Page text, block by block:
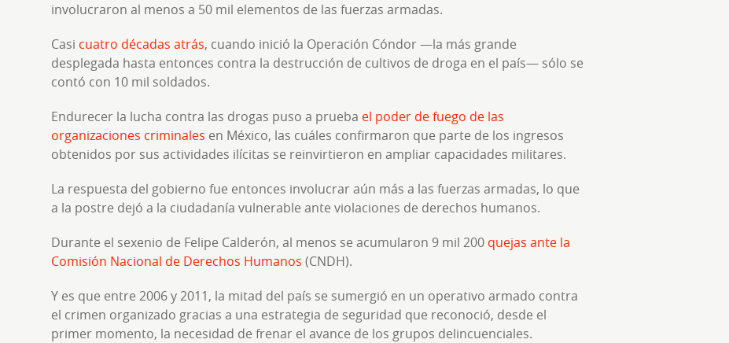
involucraron al menos a 50 mil elementos de las fuerzas armadas.
Casi cuatro décadas atrás, cuando inició la Operación Cóndor —la más grande
desplegada hasta entonces contra la destrucción de cultivos de droga en el país— sólo se
contó con 10 mil soldados.
Endurecer la lucha contra las drogas puso a prueba el poder de fuego de las
organizaciones criminales en México, las cuáles confirmaron que parte de los ingresos
obtenidos por sus actividades ilícitas se reinvirtieron en ampliar capacidades militares.
La respuesta del gobierno fue entonces involucrar aún más a las fuerzas armadas, lo que
a la postre dejó a la ciudadanía vulnerable ante violaciones de derechos humanos.
Durante el sexenio de Felipe Calderón, al menos se acumularon 9 mil 200 quejas ante la
Comisión Nacional de Derechos Humanos (CNDH).
Y es que entre 2006 y 2011, la mitad del país se sumergió en un operativo armado contra
el crimen organizado gracias a una estrategia de seguridad que reconoció, desde el
primer momento, la necesidad de frenar el avance de los grupos delincuenciales.